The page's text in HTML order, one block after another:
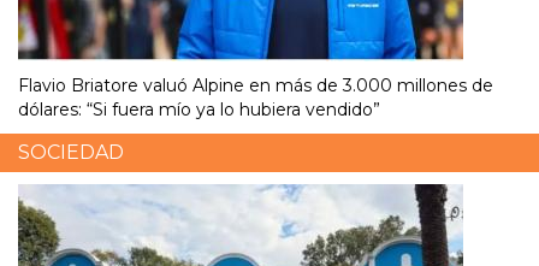
Flavio Briatore valuó Alpine en más de 3.000 millones de
dólares: “Si fuera mío ya lo hubiera vendido”
SOCIEDAD